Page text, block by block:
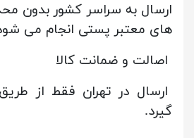
ارسال به سراسر کشور بدون
های معتبر پستی انجام می
اصالت و ضمانت کالا
ارسال در تهران فقط از
گیرد.